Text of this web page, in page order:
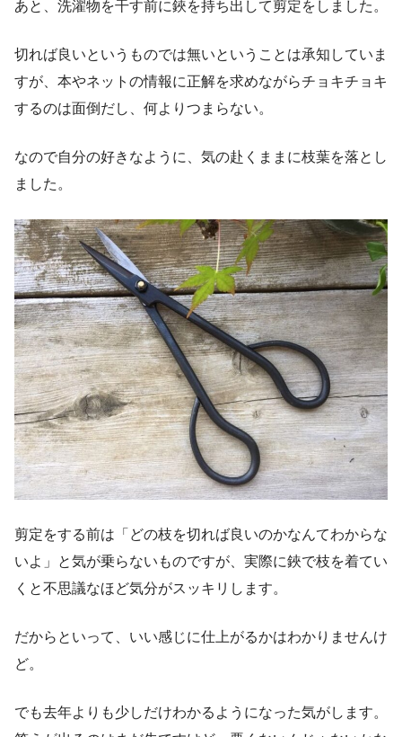
あと、洗濯物を干す前に鋏を持ち出して剪定をしました。
切れば良いというものでは無いということは承知していま
すが、本やネットの情報に正解を求めながらチョキチョキ
するのは面倒だし、何よりつまらない。
なので自分の好きなように、気の赴くままに枝葉を落とし
ました。
剪定をする前は「どの枝を切れば良いのかなんてわからな
いよ」と気が乗らないものですが、実際に鋏で枝を着てい
くと不思議なほど気分がスッキリします。
だからといって、いい感じに仕上がるかはわかりませんけ
ど。
でも去年よりも少しだけわかるようになった気がします。